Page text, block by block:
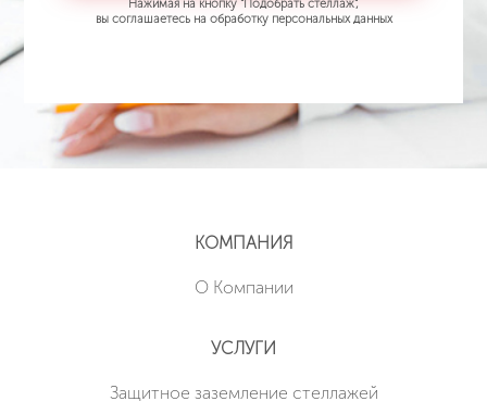
Нажимая на кнопку "Подобрать стеллаж",
вы соглашаетесь на обработку персональных данных
КОМПАНИЯ
О Компании
УСЛУГИ
Защитное заземление стеллажей